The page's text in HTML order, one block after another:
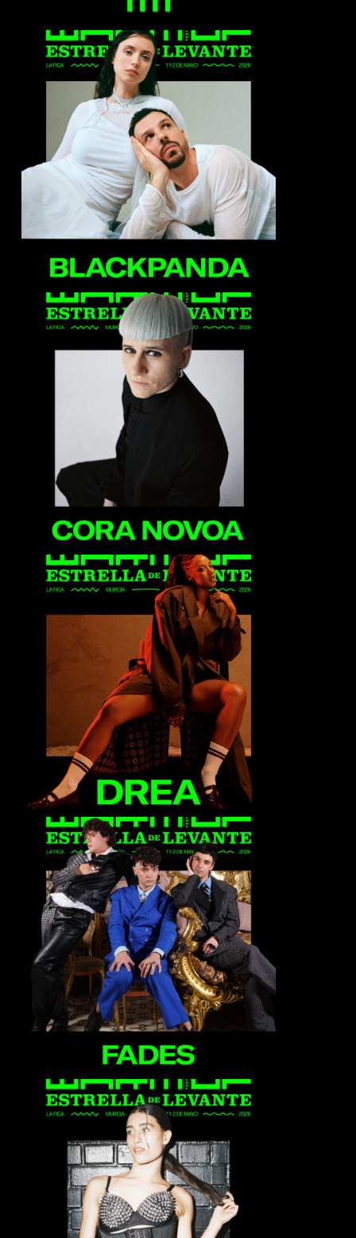
Blackpanda
Cora Novoa
Drea
Fades
Fukcnormal